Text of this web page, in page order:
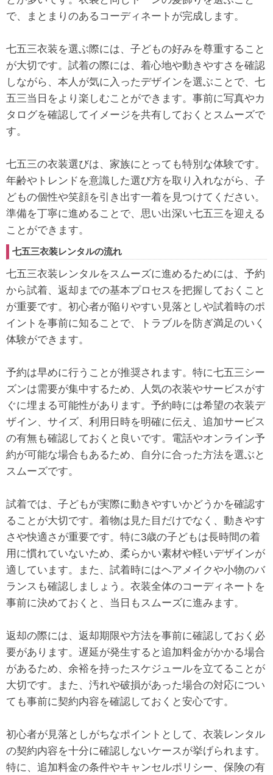
で、まとまりのあるコーディネートが完成します。
七五三衣装を選ぶ際には、子どもの好みを尊重すること
が大切です。試着の際には、着心地や動きやすさを確認
しながら、本人が気に入ったデザインを選ぶことで、七
五三当日をより楽しむことができます。事前に写真やカ
タログを確認してイメージを共有しておくとスムーズで
す。
七五三の衣装選びは、家族にとっても特別な体験です。
年齢やトレンドを意識した選び方を取り入れながら、子
どもの個性や笑顔を引き出す一着を見つけてください。
準備を丁寧に進めることで、思い出深い七五三を迎える
ことができます。
七五三衣装レンタルの流れ
七五三衣装レンタルをスムーズに進めるためには、予約
から試着、返却までの基本プロセスを把握しておくこと
が重要です。初心者が陥りやすい見落としや試着時のポ
イントを事前に知ることで、トラブルを防ぎ満足のいく
体験ができます。
予約は早めに行うことが推奨されます。特に七五三シー
ズンは需要が集中するため、人気の衣装やサービスがす
ぐに埋まる可能性があります。予約時には希望の衣装デ
ザイン、サイズ、利用日時を明確に伝え、追加サービス
の有無も確認しておくと良いです。電話やオンライン予
約が可能な場合もあるため、自分に合った方法を選ぶと
スムーズです。
試着では、子どもが実際に動きやすいかどうかを確認す
ることが大切です。着物は見た目だけでなく、動きやす
さや快適さが重要です。特に3歳の子どもは長時間の着
用に慣れていないため、柔らかい素材や軽いデザインが
適しています。また、試着時にはヘアメイクや小物のバ
ランスも確認しましょう。衣装全体のコーディネートを
事前に決めておくと、当日もスムーズに進みます。
返却の際には、返却期限や方法を事前に確認しておく必
要があります。遅延が発生すると追加料金がかかる場合
があるため、余裕を持ったスケジュールを立てることが
大切です。また、汚れや破損があった場合の対応につい
ても事前に契約内容を確認しておくと安心です。
初心者が見落としがちなポイントとして、衣装レンタル
の契約内容を十分に確認しないケースが挙げられます。
特に、追加料金の条件やキャンセルポリシー、保険の有